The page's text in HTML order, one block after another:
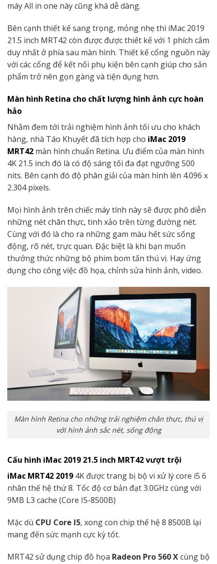
máy All in one này cũng khá dễ dàng.
Bên cạnh thiết kế sang trọng, mỏng nhẹ thì iMac 2019
21.5 inch MRT42 còn được được thiết kế với 1 phích cắm
duy nhất ở phía sau màn hình. Thiết kế cổng nguồn này
với các cổng để kết nối phụ kiện bên cạnh giúp cho sản
phẩm trở nên gọn gàng và tiện dụng hơn.
Màn hình Retina cho chất lượng hình ảnh cực hoàn
hảo
Nhằm đem tới trải nghiệm hình ảnh tối ưu cho khách
hàng, nhà Táo Khuyết đã tích hợp cho iMac 2019
MRT42 màn hình chuẩn Retina. Ưu điểm của màn hình
4K 21.5 inch đó là có độ sáng tối đa đạt ngưỡng 500
nits. Bên cạnh đó độ phân giải của màn hình lên 4.096 x
2.304 pixels.
Mọi hình ảnh trên chiếc máy tính này sẽ được phô diễn
những nét chân thực, tinh xảo trên từng đường nét.
Cùng với đó là cho ra những gam màu hết sức sống
động, rõ nét, trực quan. Đặc biệt là khi bạn muốn
thưởng thức những bộ phim bom tấn thú vị. Hay ứng
dụng cho công việc đồ họa, chỉnh sửa hình ảnh, video.
Màn hình Retina cho những trải nghiệm chân thực, thú vị
với hình ảnh sắc nét, sống động
Cấu hình iMac 2019 21.5 inch MRT42 vượt trội
iMac MRT42 2019 4K được trang bị bộ vi xử lý core i5 6
nhân thế hệ thứ 8. Tốc độ cơ bản đạt 3.0GHz cùng với
9MB L3 cache (Core I5-8500B)
Mặc dù CPU Core I5, xong con chip thế hệ 8 8500B lại
mang đến sức mạnh cực kỳ tốt.
MRT42 sử dụng chip đồ họa Radeon Pro 560 Xcùng bộ